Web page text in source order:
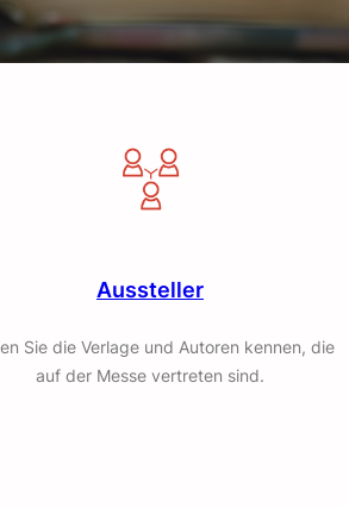
Aussteller
Sie die Verlage und Autoren kennen, die
auf der Messe vertreten sind.